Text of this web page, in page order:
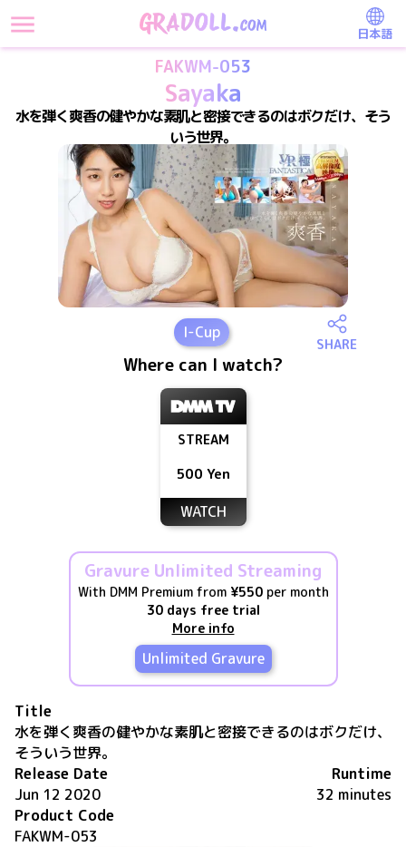
日本語
FAKWM-053
Sayaka
水を弾く爽香の健やかな素肌と密接できるのはボクだけ、そう
いう世界。
I-Cup
SHARE
Where can I watch?
STREAM
500 Yen
WATCH
Gravure Unlimited Streaming
With DMM Premium from ¥550per month
30 days free trial
More info
Unlimited Gravure
Title
水を弾く爽香の健やかな素肌と密接できるのはボクだけ、
そういう世界。
Release Date
Jun 12 2020
Runtime
32 minutes
Product Code
FAKWM-053